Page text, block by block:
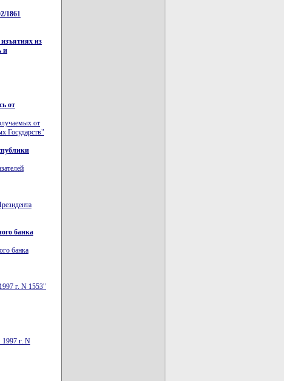
1861
из
и
от
от
Государств"
банка
банка
г. N 1553"
1997 г. N